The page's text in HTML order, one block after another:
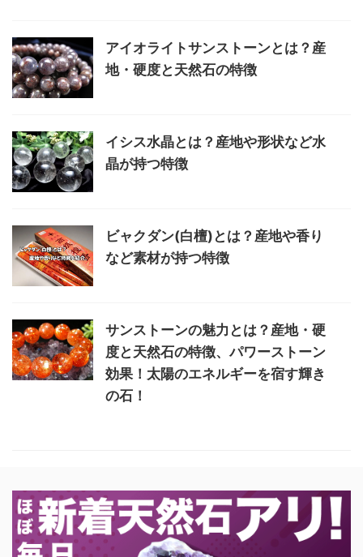
アイオライトサンストーンとは？産
地・硬度と天然石の特徴
イシス水晶とは？産地や形状など水
晶が持つ特徴
ビャクダン(白檀)とは？産地や香り
など素材が持つ特徴
サンストーンの魅力とは？産地・硬
度と天然石の特徴、パワーストーン
効果！太陽のエネルギーを宿す輝き
の石！